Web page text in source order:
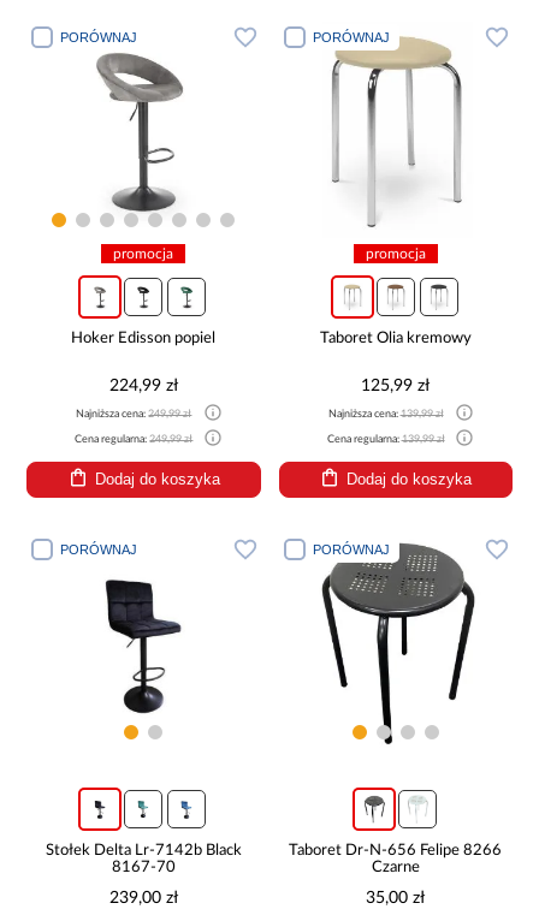
PORÓWNAJ
promocja
Hoker Edisson popiel
224,99 zł
Najniższa cena:249,99 zł
Cena regularna:249,99 zł
Dodaj do koszyka
PORÓWNAJ
promocja
Taboret Olia kremowy
125,99 zł
Najniższa cena:139,99 zł
Cena regularna:139,99 zł
Dodaj do koszyka
PORÓWNAJ
Stołek Delta Lr-7142b Black
8167-70
239,00 zł
PORÓWNAJ
Taboret Dr-N-656 Felipe 8266
Czarne
35,00 zł